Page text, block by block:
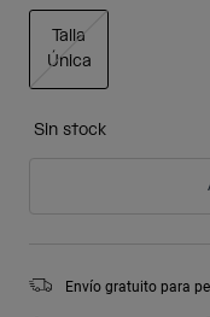
Talla
Única
Sin stock
Envío gratuito para